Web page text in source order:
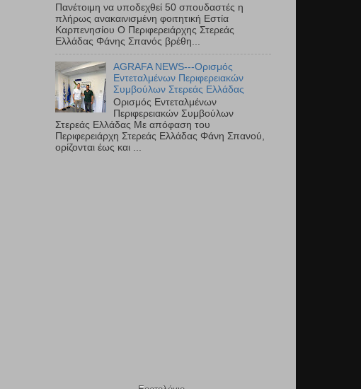
Πανέτοιμη να υποδεχθεί 50 σπουδαστές η
πλήρως ανακαινισμένη φοιτητική Εστία
Καρπενησίου Ο Περιφερειάρχης Στερεάς
Ελλάδας Φάνης Σπανός βρέθη...
AGRAFA NEWS---Ορισμός
Εντεταλμένων Περιφερειακών
Συμβούλων Στερεάς Ελλάδας
Ορισμός Εντεταλμένων
Περιφερειακών Συμβούλων
Στερεάς Ελλάδας Με απόφαση του
Περιφερειάρχη Στερεάς Ελλάδας Φάνη Σπανού,
ορίζονται έως και ...